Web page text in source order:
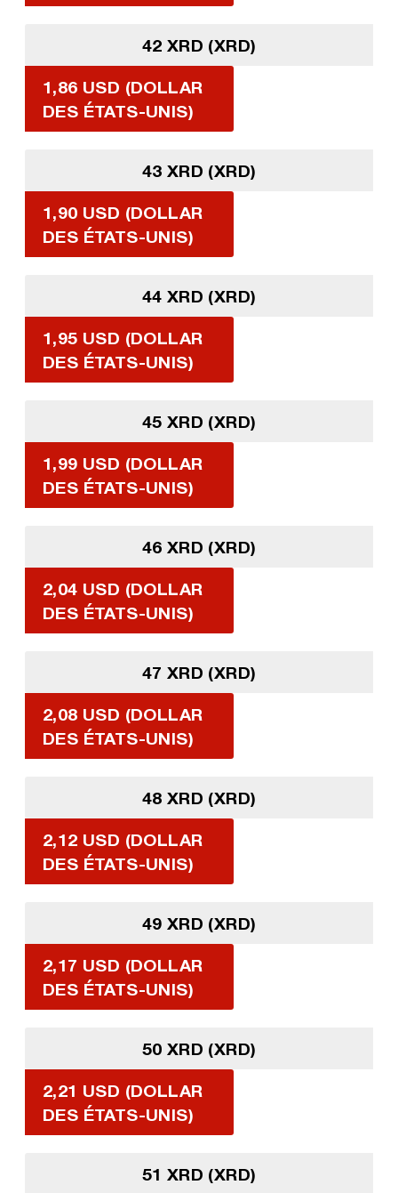
42 XRD (XRD)
1,86 USD (DOLLAR
DES ÉTATS-UNIS)
43 XRD (XRD)
1,90 USD (DOLLAR
DES ÉTATS-UNIS)
44 XRD (XRD)
1,95 USD (DOLLAR
DES ÉTATS-UNIS)
45 XRD (XRD)
1,99 USD (DOLLAR
DES ÉTATS-UNIS)
46 XRD (XRD)
2,04 USD (DOLLAR
DES ÉTATS-UNIS)
47 XRD (XRD)
2,08 USD (DOLLAR
DES ÉTATS-UNIS)
48 XRD (XRD)
2,12 USD (DOLLAR
DES ÉTATS-UNIS)
49 XRD (XRD)
2,17 USD (DOLLAR
DES ÉTATS-UNIS)
50 XRD (XRD)
2,21 USD (DOLLAR
DES ÉTATS-UNIS)
51 XRD (XRD)